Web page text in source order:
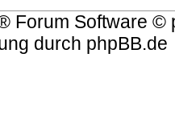
Forum Software ©
durch phpBB.de